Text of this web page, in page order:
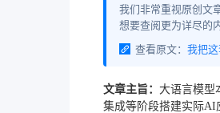
我们非常重视原创文
想要查阅更为详尽的
查看原文：
文章主旨： 大语言模型
集成等阶段搭建实际AI